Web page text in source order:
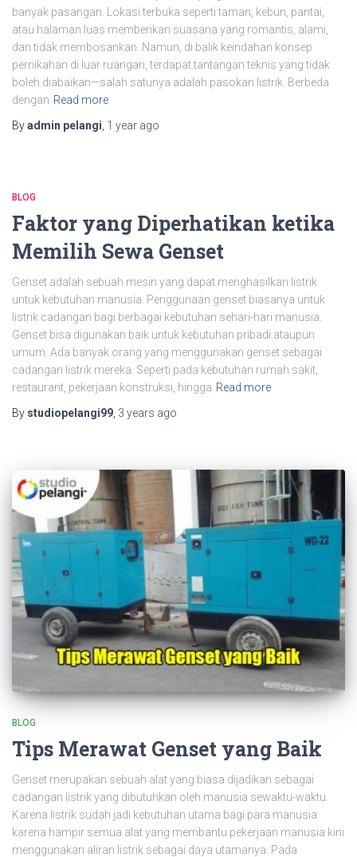
banyak pasangan. Lokasi terbuka seperti taman, kebun, pantai,
atau halaman luas memberikan suasana yang romantis, alami,
dan tidak membosankan. Namun, di balik keindahan konsep
pernikahan di luar ruangan, terdapat tantangan teknis yang tidak
boleh diabaikan—salah satunya adalah pasokan listrik. Berbeda
dengan Read more
Byadmin pelangi 1 year ago
BLOG
Faktor yang Diperhatikan ketika
Memilih Sewa Genset
Genset adalah sebuah mesin yang dapat menghasilkan listrik
untuk kebutuhan manusia. Penggunaan genset biasanya untuk
listrik cadangan bagi berbagai kebutuhan sehari-hari manusia.
Genset bisa digunakan baik untuk kebutuhan pribadi ataupun
umum. Ada banyak orang yang menggunakan genset sebagai
cadangan listrik mereka. Seperti pada kebutuhan rumah sakit,
restaurant, pekerjaan konstruksi, hingga Read more
By studiopelangi99 3 years ago
BLOG
Tips Merawat Genset yang Baik
Genset merupakan sebuah alat yang biasa dijadikan sebagai
cadangan listrik yang dibutuhkan oleh manusia sewaktu-waktu.
Karena listrik sudah jadi kebutuhan utama bagi para manusia
karena hampir semua alat yang membantu pekerjaan manusia kini
menggunakan aliran listrik sebagai daya utamanya. Pada